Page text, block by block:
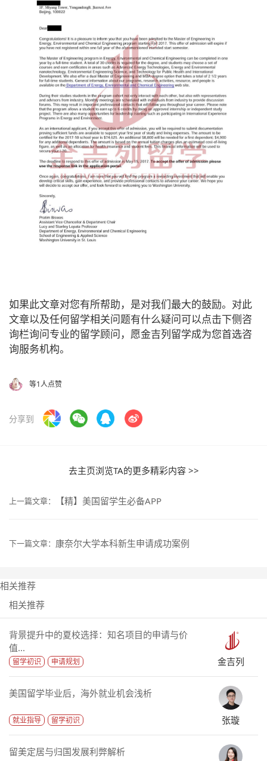
如果此文章对您有所帮助，是对我们最大的鼓励。对此
文章以及任何留学相关问题有什么疑问可以点击下侧咨
询栏询问专业的留学顾问，愿金吉列留学成为您首选咨
询服务机构。
等1人点赞
分享到
去主页浏览TA的更多精彩内容 >>
上一篇文章： 【精】美国留学生必备APP
下一篇文章： 康奈尔大学本科新生申请成功案例
相关推荐
相关推荐
背景提升中的夏校选择：知名项目的申请与价
值...
留学初识 申请规划 金吉列
美国留学毕业后，海外就业机会浅析
就业指导 留学初识 张璇
留美定居与归国发展利弊解析